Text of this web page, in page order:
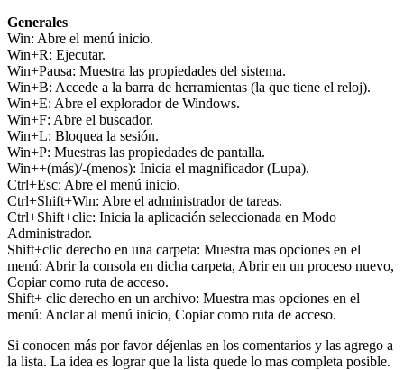
Generales
Win: Abre el menú inicio.
Win+R: Ejecutar.
Win+Pausa: Muestra las propiedades del sistema.
Win+B: Accede a la barra de herramientas (la que tiene el reloj).
Win+E: Abre el explorador de Windows.
Win+F: Abre el buscador.
Win+L: Bloquea la sesión.
Win+P: Muestras las propiedades de pantalla.
Win++(más)/-(menos): Inicia el magnificador (Lupa).
Ctrl+Esc: Abre el menú inicio.
Ctrl+Shift+Win: Abre el administrador de tareas.
Ctrl+Shift+clic: Inicia la aplicación seleccionada en Modo
Administrador.
Shift+clic derecho en una carpeta: Muestra mas opciones en el
menú: Abrir la consola en dicha carpeta, Abrir en un proceso nuevo,
Copiar como ruta de acceso.
Shift+ clic derecho en un archivo: Muestra mas opciones en el
menú: Anclar al menú inicio, Copiar como ruta de acceso.
Si conocen más por favor déjenlas en los comentarios y las agrego a
la lista. La idea es lograr que la lista quede lo mas completa posible.